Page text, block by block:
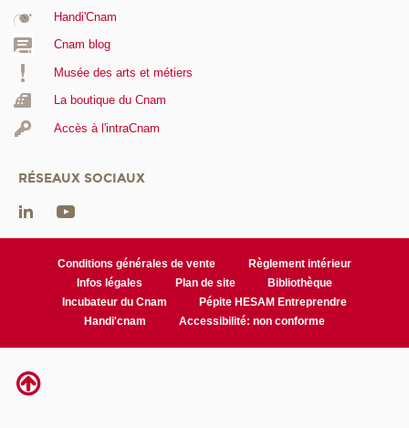
Handi'Cnam
Cnam blog
Musée des arts et métiers
La boutique du Cnam
Accès à l'intraCnam
RÉSEAUX SOCIAUX
Conditions générales de vente
Règlement intérieur
Infos légales
Plan de site
Bibliothèque
Incubateur du Cnam
Pépite HESAM Entreprendre
Handi'cnam
Accessibilité: non conforme